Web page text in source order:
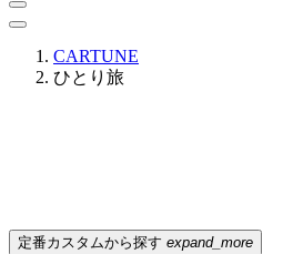
CARTUNE
ひとり旅
定番カスタムから探す expand_more